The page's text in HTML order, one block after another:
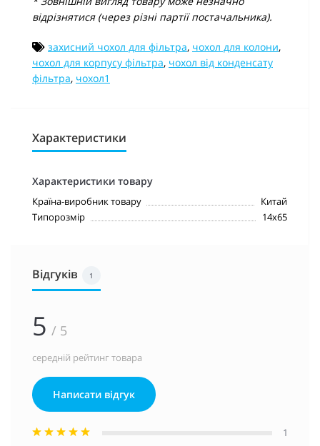
відрізнятися (через різні партії постачальника).
захисний чохол для фільтра, чохол для колони,
чохол для корпусу фільтра, чохол від конденсату
фільтра, чохол1
Характеристики
Характеристики товару
Країна-виробник товару
Китай
Типорозмір
14х65
Відгуків 1
5 / 5
середній рейтинг товара
Написати відгук
1